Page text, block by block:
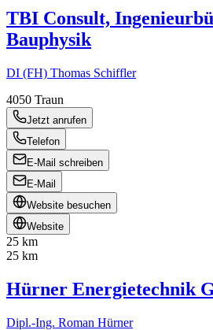
TBI Consult,
Bauphysik
DI (FH) Thomas Schiffler
4050 Traun
Jetzt anrufen
Telefon
E-Mail schreiben
E-Mail
Website besuchen
Website
25 km
25 km
Hürner Energietechnik
Dipl.-Ing. Roman Hürner